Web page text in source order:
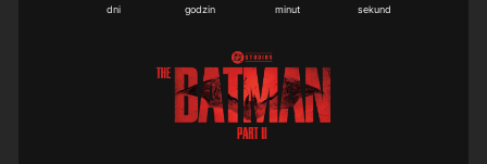
dni godzin minut sekund